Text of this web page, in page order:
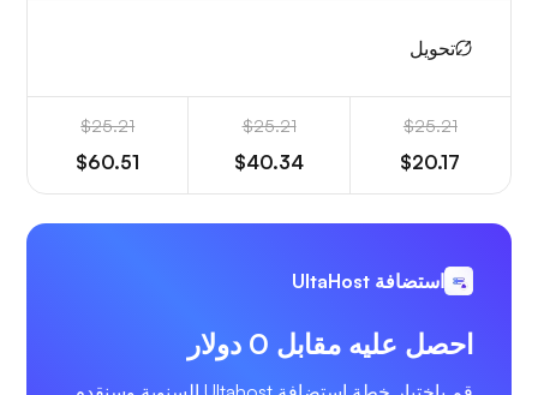
تحويل
$25.21
$20.17
$25.21
$40.34
$25.21
$60.51
استضافة UltaHost
احصل عليه مقابل 0 دولار